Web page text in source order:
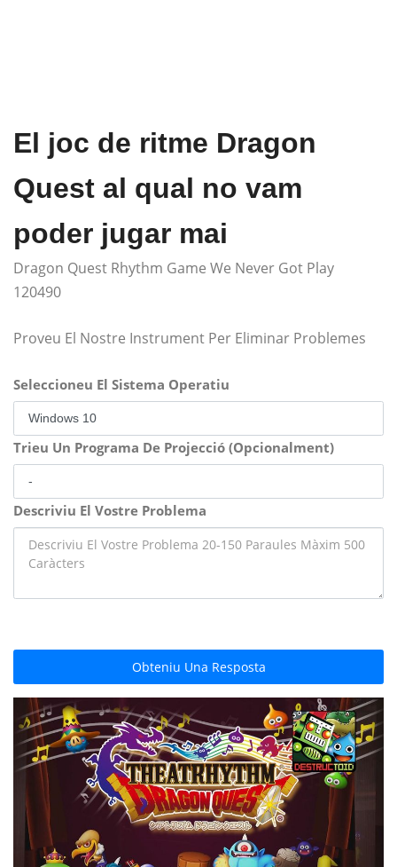
El joc de ritme Dragon
Quest al qual no vam
poder jugar mai
Dragon Quest Rhythm Game We Never Got Play
120490
Proveu El Nostre Instrument Per Eliminar Problemes
Seleccioneu El Sistema Operatiu
Trieu Un Programa De Projecció (Opcionalment)
Descriviu El Vostre Problema
Obteniu Una Resposta